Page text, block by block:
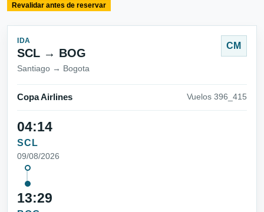
Revalidar antes de reservar
IDA
SCL → BOG
Santiago → Bogota
CM
Copa Airlines Vuelos 396_415
04:14
SCL
09/08/2026
13:29